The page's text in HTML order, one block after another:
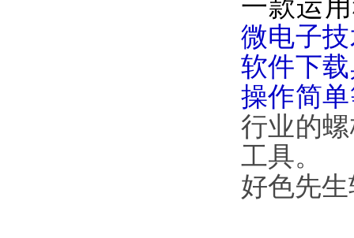
一款运用
微电子技
软件下载
操作简
行业的螺
工具。
好色先